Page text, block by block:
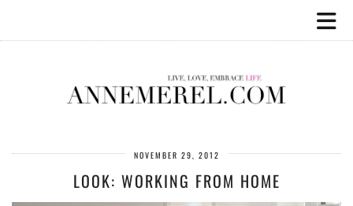
NOVEMBER 29, 2012
LOOK: WORKING FROM HOME